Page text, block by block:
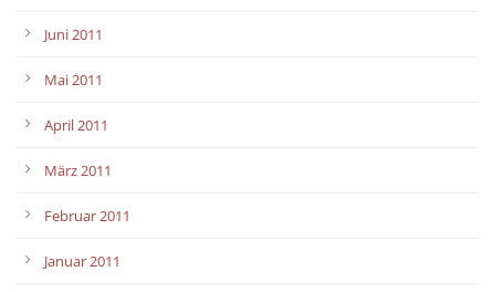
Juni 2011
Mai 2011
April 2011
März 2011
Februar 2011
Januar 2011